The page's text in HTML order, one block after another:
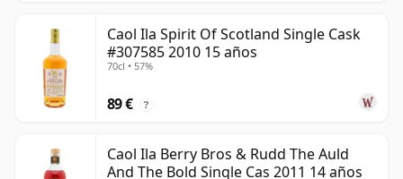
Caol Ila Spirit Of Scotland Single Cask
#307585 2010 15 años
70cl • 57%
89 € ?
Caol Ila Berry Bros & Rudd The Auld
And The Bold Single Cas 2011 14 años